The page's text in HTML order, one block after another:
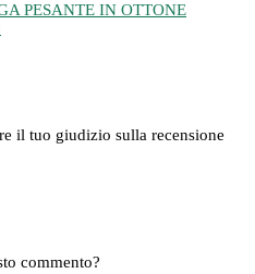
PESANTE IN OTTONE
il tuo giudizio sulla recensione
commento?